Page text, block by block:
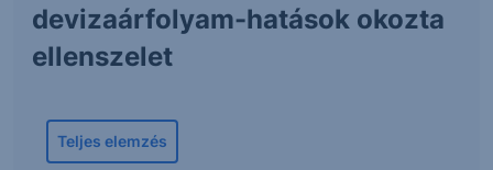
devizaárfolyam-hatások okozta
ellenszelet
Teljes elemzés